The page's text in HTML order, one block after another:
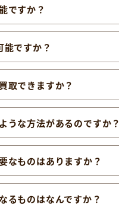
ですか？
能ですか？
取できますか？
うな方法があるのですか？
なものはありますか？
るものはなんですか？